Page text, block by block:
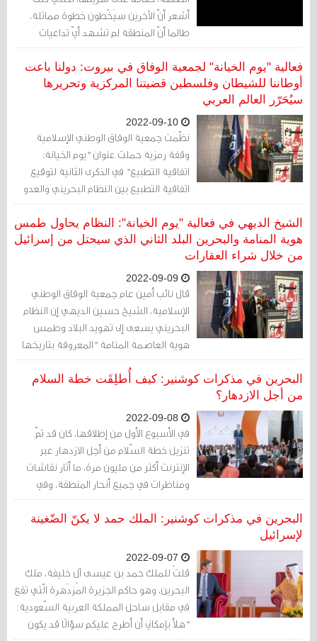
أشعر أنّ الآخرين سيَخْطون خطوة مماثلة،
طالما أنّ المنطقة لم تشهد أيّ تداعيات
كبيرة. ما لم أعرفه هو مدى السّرعة الّتي
ستحل بها هذه الفرصة.
فعالية "يوم الخيانة" لجمعية الوفاق في بيروت: دولنا باعت
أوطاننا للشيطان وفلسطين قضيتنا المركزية وتحريرها
سيُحَرّر العالم العربي
نظّمت جمعية الوفاق الوطني الإسلامية
وقفة رمزية حملت عنوان "يوم الخيانة:
اتفاقية التطبيع" في الذكرى الثانية لتوقيع
اتفاقية التطبيع بين النظام البحريني والعدو
الصهيوني، شارك فيها حشد من الشخصيات
السياسية والدينية والاجتماعية بالإضافة إلى
عدد من النشطاء والمهتمين.
الشيخ الديهي في فعالية "يوم الخيانة": النظام يحاول طمس
هوية المنامة والبحرين البلد الثاني الذي سيحتل من إسرائيل
من خلال شراء العقارات
قال نائب أمين عام جمعية الوفاق الوطني
الإسلامية، الشيخ حسين الديهي إن النظام
البحريني يسعى إلى تهويد البلاد وطمس
هوية العاصمة المنامة "المعروفة بتاريخها
الأصيل".
البحرين في مذكرات كوشنير: كيف أُطلِقَت خطة السلام
من أجل الازدهار؟
في الأسبوع الأول من إطلاقها، كان قد تمّ
تنزيل خطة السّلام من أجل الازدهار عبر
الإنترنت أكثر من مليون مرة، ما أثار نقاشات
ومناظرات في جميع أنحار المنطقة، وفي
العالم بأسره. السلطة الفلسطينية رفضت
الخطّة، حتى قبل أن نطلقها، وهو أمر توقعته،
الفلسطينيّين لورشة العمل في البحرين.
البحرين في مذكرات كوشنير: الملك حمد لا يكنّ الضّغينة
لإسرائيل
قلتُ للملك حمد بن عيسى آل خليفة، ملك
البحرين، وهو حاكم الجزيرة المُزدَهرة الّتي تقع
في مقابل ساحل المملكة العربية السّعودية:
"هلأ بإمكاني أن أطرح عليكم سؤالًا قد يكون